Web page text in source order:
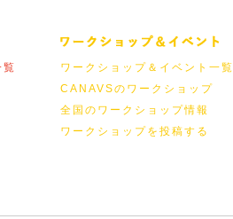
覧
ワークショップ＆イベント一覧
CANAVSのワークショップ
全国のワークショップ情報
ワークショップを投稿する